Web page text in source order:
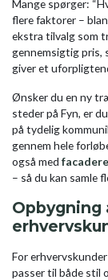
Mange spørger:
flere faktorer –
ekstra tilvalg som
gennemsigtig pris,
giver et
Ønsker du en ny
steder på Fyn, er
på tydelig
gennem hele
også med
– så du kan samle
For
passer til både stil